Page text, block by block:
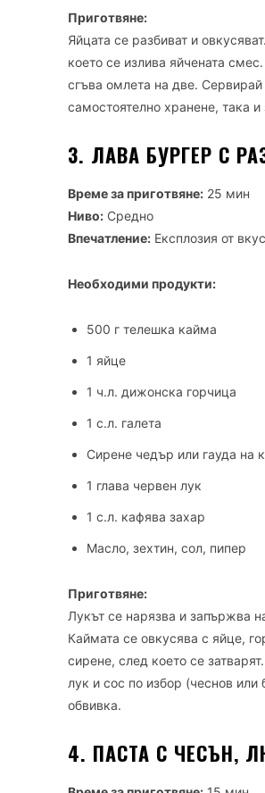
Приготвяне:
Яйцата се разбиват и
което се излива яйчената
сгъва омлета на две.
самостоятелно хранене, така
3. ЛАВА БУРГЕР С
Време за приготвяне: 25 мин
Ниво: Средно
Впечатление: Експлозия от вкус
Необходими продукти:
500 г телешка кайма
1 яйце
1 ч.л. дижонска горчица
1 с.л. галета
Сирене чедър или гауда на
1 глава червен лук
1 с.л. кафява захар
Масло, зехтин, сол, пипер
Приготвяне:
Лукът се нарязва и запържва
Каймата се овкусява с яйце,
сирене, след което се
лук и сос по избор (чеснов
обвивка.
4. ПАСТА С ЧЕСЪН,